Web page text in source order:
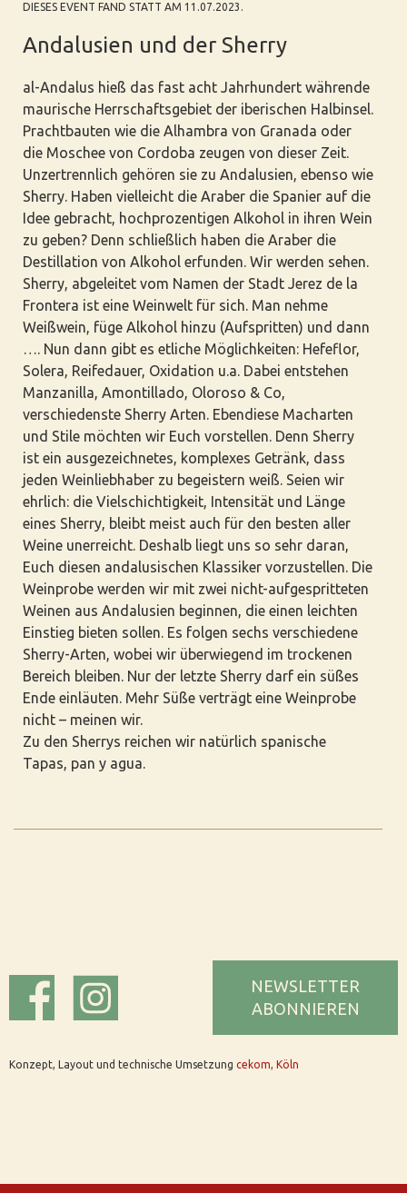
DIESES EVENT FAND STATT AM 11.07.2023.
Andalusien und der Sherry
al-Andalus hieß das fast acht Jahrhundert währende
maurische Herrschaftsgebiet der iberischen Halbinsel.
Prachtbauten wie die Alhambra von Granada oder
die Moschee von Cordoba zeugen von dieser Zeit.
Unzertrennlich gehören sie zu Andalusien, ebenso wie
Sherry. Haben vielleicht die Araber die Spanier auf die
Idee gebracht, hochprozentigen Alkohol in ihren Wein
zu geben? Denn schließlich haben die Araber die
Destillation von Alkohol erfunden. Wir werden sehen.
Sherry, abgeleitet vom Namen der Stadt Jerez de la
Frontera ist eine Weinwelt für sich. Man nehme
Weißwein, füge Alkohol hinzu (Aufspritten) und dann
…. Nun dann gibt es etliche Möglichkeiten: Hefeflor,
Solera, Reifedauer, Oxidation u.a. Dabei entstehen
Manzanilla, Amontillado, Oloroso & Co,
verschiedenste Sherry Arten. Ebendiese Macharten
und Stile möchten wir Euch vorstellen. Denn Sherry
ist ein ausgezeichnetes, komplexes Getränk, dass
jeden Weinliebhaber zu begeistern weiß. Seien wir
ehrlich: die Vielschichtigkeit, Intensität und Länge
eines Sherry, bleibt meist auch für den besten aller
Weine unerreicht. Deshalb liegt uns so sehr daran,
Euch diesen andalusischen Klassiker vorzustellen. Die
Weinprobe werden wir mit zwei nicht-aufgespritteten
Weinen aus Andalusien beginnen, die einen leichten
Einstieg bieten sollen. Es folgen sechs verschiedene
Sherry-Arten, wobei wir überwiegend im trockenen
Bereich bleiben. Nur der letzte Sherry darf ein süßes
Ende einläuten. Mehr Süße verträgt eine Weinprobe
nicht – meinen wir.
Zu den Sherrys reichen wir natürlich spanische
Tapas, pan y agua.
Konzept, Layout und technische Umsetzung cekom, Köln
NEWSLETTER
ABONNIEREN